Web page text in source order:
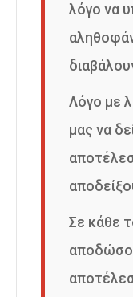
λόγο να
Λόγο με
μας να
Σε κάθε